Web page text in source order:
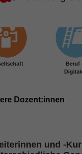
Beruf
Dozent:innen
und -